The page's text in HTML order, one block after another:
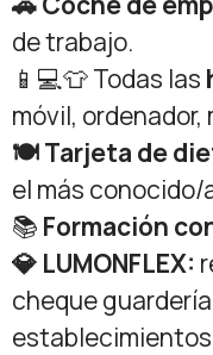
de trabajo.
📱💻👕 Todas las
móvil,
🍽️ Tarjeta de
el más conocido/
📚 Formación
💎 LUMONFLEX:
cheque